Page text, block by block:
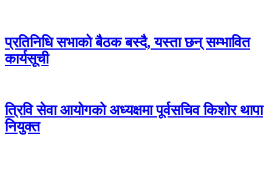
प्रतिनिधि सभाको बैठक बस्दै, यस्ता छन् सम्भावित
कार्यसूची
त्रिवि सेवा आयोगको अध्यक्षमा पूर्वसचिव किशोर थापा
नियुक्त